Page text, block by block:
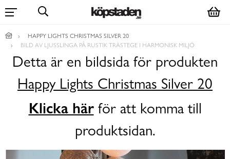
HAPPY LIGHTS CHRISTMAS SILVER 20
BILD AV LJUSSLINGA PÅ RUSTIK TRÄSTEGE I HARMONISK MILJÖ
Detta är en bildsida för produkten
Happy Lights Christmas Silver 20
Klicka härför att komma till
produktsidan.